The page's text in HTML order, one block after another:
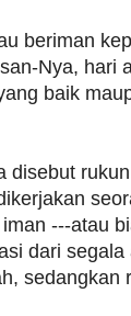
beriman
Nya, hari
baik
disebut
---atau
dari segala
sedangkan